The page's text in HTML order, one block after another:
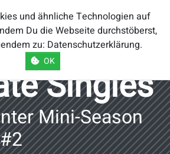
Singles
Mini-Season
und ähnliche Technologien auf
Du die Webseite durchstöberst,
zu: Datenschutzerklärung.
OK